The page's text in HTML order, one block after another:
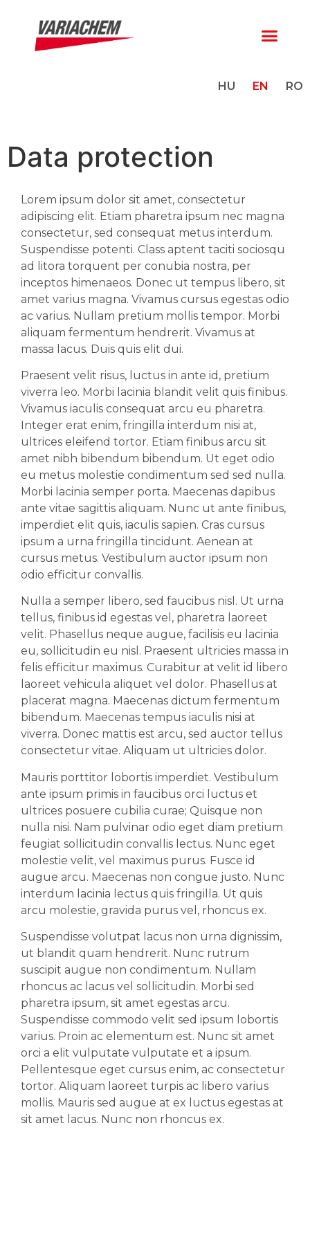
HU EN RO
Data protection
Lorem ipsum dolor sit amet, consectetur
adipiscing elit. Etiam pharetra ipsum nec magna
consectetur, sed consequat metus interdum.
Suspendisse potenti. Class aptent taciti sociosqu
ad litora torquent per conubia nostra, per
inceptos himenaeos. Donec ut tempus libero, sit
amet varius magna. Vivamus cursus egestas odio
ac varius. Nullam pretium mollis tempor. Morbi
aliquam fermentum hendrerit. Vivamus at
massa lacus. Duis quis elit dui.
Praesent velit risus, luctus in ante id, pretium
viverra leo. Morbi lacinia blandit velit quis finibus.
Vivamus iaculis consequat arcu eu pharetra.
Integer erat enim, fringilla interdum nisi at,
ultrices eleifend tortor. Etiam finibus arcu sit
amet nibh bibendum bibendum. Ut eget odio
eu metus molestie condimentum sed sed nulla.
Morbi lacinia semper porta. Maecenas dapibus
ante vitae sagittis aliquam. Nunc ut ante finibus,
imperdiet elit quis, iaculis sapien. Cras cursus
ipsum a urna fringilla tincidunt. Aenean at
cursus metus. Vestibulum auctor ipsum non
odio efficitur convallis.
Nulla a semper libero, sed faucibus nisl. Ut urna
tellus, finibus id egestas vel, pharetra laoreet
velit. Phasellus neque augue, facilisis eu lacinia
eu, sollicitudin eu nisl. Praesent ultricies massa in
felis efficitur maximus. Curabitur at velit id libero
laoreet vehicula aliquet vel dolor. Phasellus at
placerat magna. Maecenas dictum fermentum
bibendum. Maecenas tempus iaculis nisi at
viverra. Donec mattis est arcu, sed auctor tellus
consectetur vitae. Aliquam ut ultricies dolor.
Mauris porttitor lobortis imperdiet. Vestibulum
ante ipsum primis in faucibus orci luctus et
ultrices posuere cubilia curae; Quisque non
nulla nisi. Nam pulvinar odio eget diam pretium
feugiat sollicitudin convallis lectus. Nunc eget
molestie velit, vel maximus purus. Fusce id
augue arcu. Maecenas non congue justo. Nunc
interdum lacinia lectus quis fringilla. Ut quis
arcu molestie, gravida purus vel, rhoncus ex.
Suspendisse volutpat lacus non urna dignissim,
ut blandit quam hendrerit. Nunc rutrum
suscipit augue non condimentum. Nullam
rhoncus ac lacus vel sollicitudin. Morbi sed
pharetra ipsum, sit amet egestas arcu.
Suspendisse commodo velit sed ipsum lobortis
varius. Proin ac elementum est. Nunc sit amet
orci a elit vulputate vulputate et a ipsum.
Pellentesque eget cursus enim, ac consectetur
tortor. Aliquam laoreet turpis ac libero varius
mollis. Mauris sed augue at ex luctus egestas at
sit amet lacus. Nunc non rhoncus ex.